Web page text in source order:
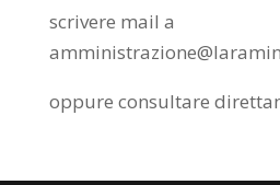
scrivere mail a
oppure consultare